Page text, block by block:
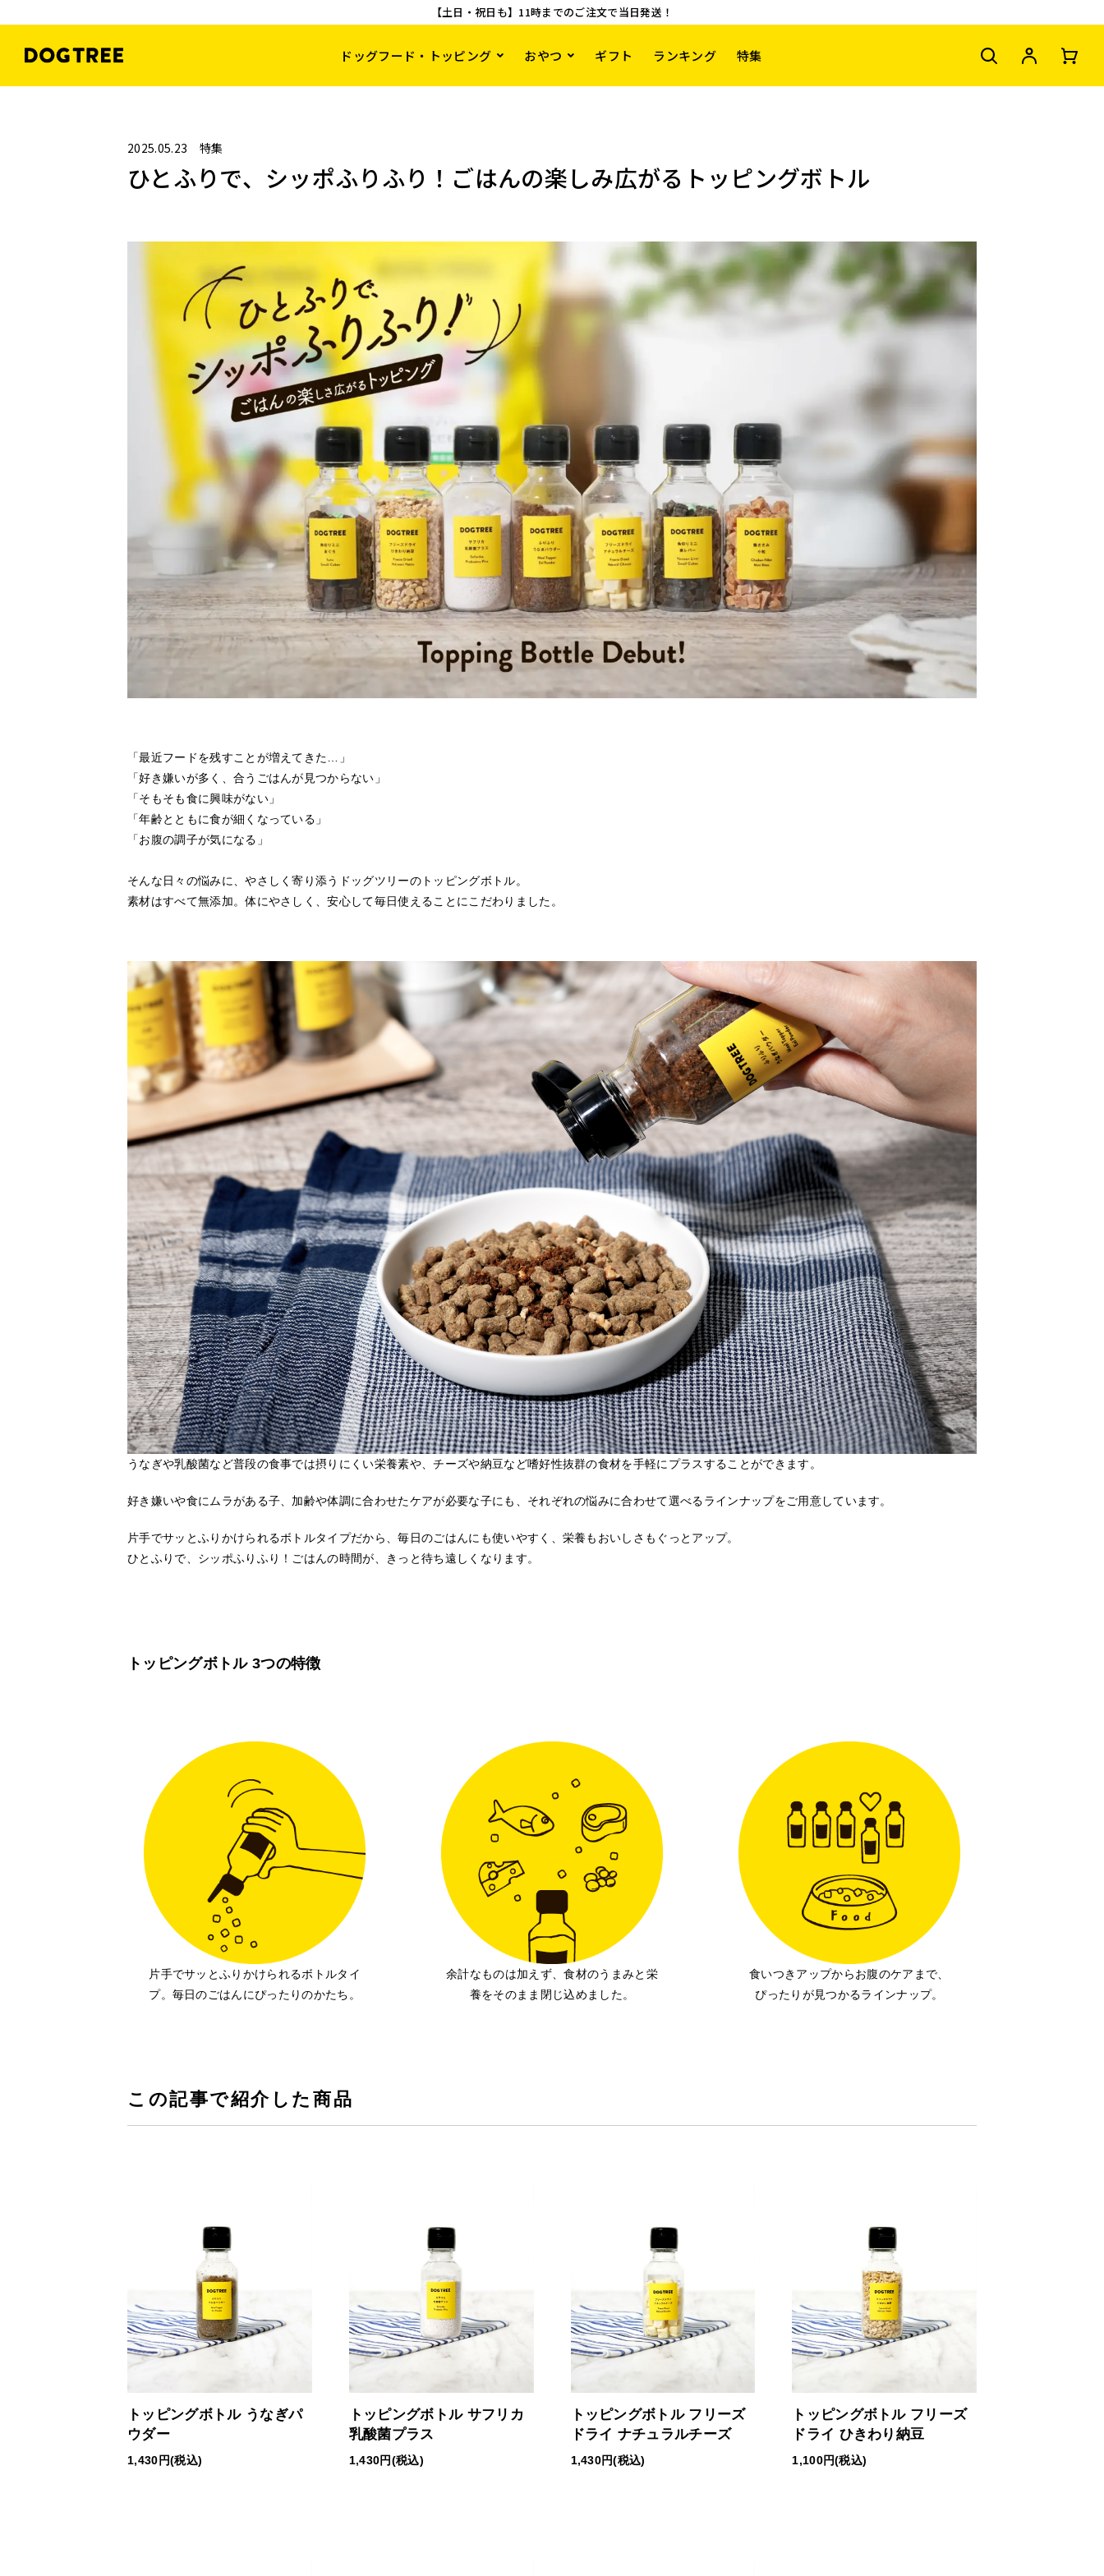
【土日・祝日も】11時までのご注文で当日発送！
ドッグフード・トッピング おやつ ギフト ランキング 特集
2025.05.23 特集
ひとふりで、シッポふりふり！ごはんの楽しみ広がるトッピングボトル
「最近フードを残すことが増えてきた…」
「好き嫌いが多く、合うごはんが見つからない」
「そもそも食に興味がない」
「年齢とともに食が細くなっている」
「お腹の調子が気になる」
そんな日々の悩みに、やさしく寄り添うドッグツリーのトッピングボトル。
素材はすべて無添加。体にやさしく、安心して毎日使えることにこだわりました。
うなぎや乳酸菌など普段の食事では摂りにくい栄養素や、チーズや納豆など嗜好性抜群の食材を手軽にプラスすることができます。
好き嫌いや食にムラがある子、加齢や体調に合わせたケアが必要な子にも、それぞれの悩みに合わせて選べるラインナップをご用意しています。
片手でサッとふりかけられるボトルタイプだから、毎日のごはんにも使いやすく、栄養もおいしさもぐっとアップ。
ひとふりで、シッポふりふり！ごはんの時間が、きっと待ち遠しくなります。
トッピングボトル 3つの特徴
片手でサッとふりかけられるボトルタイ
プ。 毎日のごはんにぴったりのかたち。
余計なものは加えず、食材のうまみと栄
養をそのまま閉じ込めました。
食いつきアップからお腹のケアまで、
ぴったりが見つかるラインナップ。
この記事で紹介した商品
トッピングボトル うなぎパ
ウダー
1,430円(税込)
トッピングボトル サフリカ
乳酸菌プラス
1,430円(税込)
トッピングボトル フリーズ
ドライ ナチュラルチーズ
1,430円(税込)
トッピングボトル フリーズ
ドライ ひきわり納豆
1,100円(税込)